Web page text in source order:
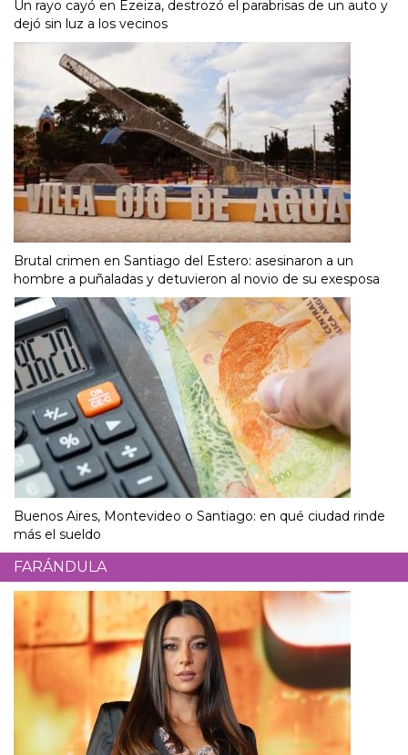
Un rayo cayó en Ezeiza, destrozó el parabrisas de un auto y
dejó sin luz a los vecinos
Brutal crimen en Santiago del Estero: asesinaron a un
hombre a puñaladas y detuvieron al novio de su exesposa
Buenos Aires, Montevideo o Santiago: en qué ciudad rinde
más el sueldo
FARÁNDULA